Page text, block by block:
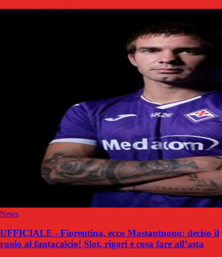
News
UFFICIALE - Fiorentina, ecco Mastantuono: deciso il
ruolo al fantacalcio! Slot, rigori e cosa fare all’asta